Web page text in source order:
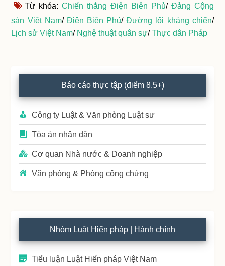
Từ khóa:Chiến thắng Điện Biên Phủ/ Đảng Cộng
sản Việt Nam/ Điện Biên Phủ/Đường lối kháng chiến/
Lịch sử Việt Nam/ Nghệ thuật quân sự/Thực dân Pháp
Primary
Sidebar
Báo cáo thực tập (điểm 8.5+)
Công ty Luật & Văn phòng Luật sư
Tòa án nhân dân
Cơ quan Nhà nước & Doanh nghiệp
Văn phòng & Phòng công chứng
Nhóm Luật Hiến pháp | Hành chính
Tiểu luận Luật Hiến pháp Việt Nam